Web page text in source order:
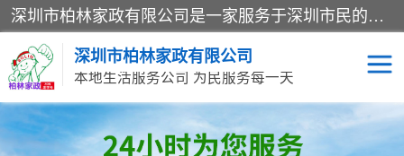
深圳市柏林家政有限公司是一家服务于深圳市民的专业家政公司。致力于为客户提供高质量、多维度的家庭服务，包括养老、母婴、月嫂育婴早教、康复理疗、家电清洗和保洁等方面的专业服务。
深圳市柏林家政有限公司
本地生活服务公司 为民服务每一天